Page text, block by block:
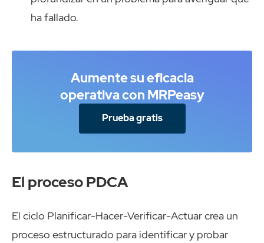
ha fallado.
Aumente su eficacia
operativa con MRPeasy
Prueba gratis
El proceso PDCA
El ciclo Planificar-Hacer-Verificar-Actuar crea un
proceso estructurado para identificar y probar